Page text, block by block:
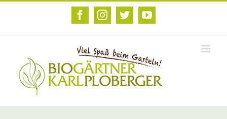
Zum
FacebookInstagram
TwitterYouTube